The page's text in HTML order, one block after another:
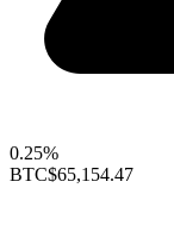
0.25%
BTC$65,154.47